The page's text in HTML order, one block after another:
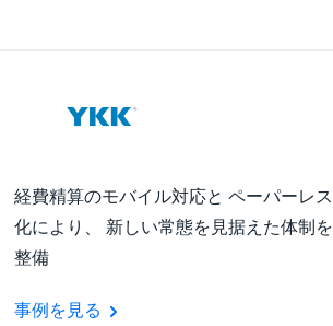
経費精算のモバイル対応と ペーパーレス
化により、 新しい常態を見据えた体制を
整備
事例を見る